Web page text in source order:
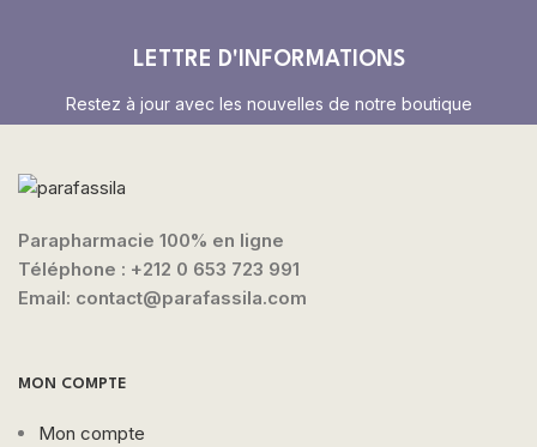
LETTRE D'INFORMATIONS
Restez à jour avec les nouvelles de notre boutique
Parapharmacie 100% en ligne
Téléphone : +212 0 653 723 991
Email: contact@parafassila.com
MON COMPTE
Mon compte